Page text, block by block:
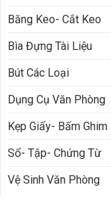
Băng Keo- Cắt Keo
Bìa Đựng Tài Liệu
Bút Các Loại
Dụng Cụ Văn Phòng
Kẹp Giấy- Bấm Ghim
Sổ- Tập- Chứng Từ
Vệ Sinh Văn Phòng